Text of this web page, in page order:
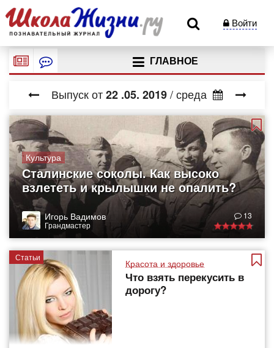
Войти
ГЛАВНОЕ
Выпуск от22 .05. 2019 / среда
Культура
Сталинские соколы. Как высоко
взлететь и крылышки не опалить?
Игорь Вадимов
Грандмастер
13
Статьи
Красота и здоровье
Что взять перекусить в
дорогу?